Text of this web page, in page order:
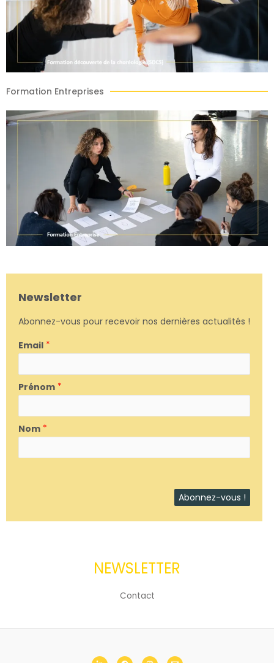
Formation Entreprises
Newsletter
Abonnez-vous pour recevoir nos dernières actualités !
Email *
Prénom *
Nom *
NEWSLETTER
Contact